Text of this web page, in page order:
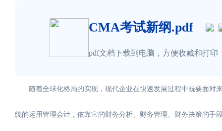
CMA考试新纲.pdf
pdf文档下载到电脑，方便收藏和打印
随着全球化格局的实现，现代企业在快速发展过程中既要面对
统的运用管理会计，依靠它的财务分析、财务管理、财务决策的